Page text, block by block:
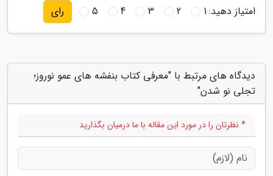
امتیاز دهید:1
2
3
4
5 رای
دیدگاه های مرتبط با "معرفی کتاب بنفشه های عمو نوروز؛
تجلی نو شدن"
* نظرتان را در مورد این مقاله با ما درمیان بگذارید